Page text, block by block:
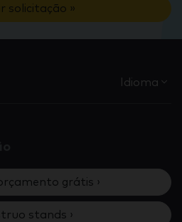
solicitação »
Idioma
grátis ›
stands ›